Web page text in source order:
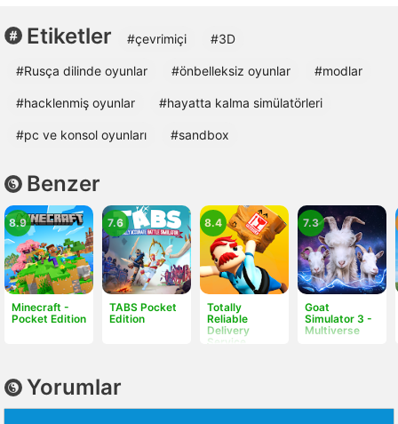
Etiketler #çevrimiçi #3D
#Rusça dilinde oyunlar #önbelleksiz oyunlar #modlar
#hacklenmiş oyunlar #hayatta kalma simülatörleri
#pc ve konsol oyunları #sandbox
Benzer
Minecraft -
Pocket Edition
8.9
TABS Pocket
Edition
7.6
Totally
Reliable
Delivery
Service
8.4
Goat
Simulator 3 -
Multiverse
7.3
Yorumlar